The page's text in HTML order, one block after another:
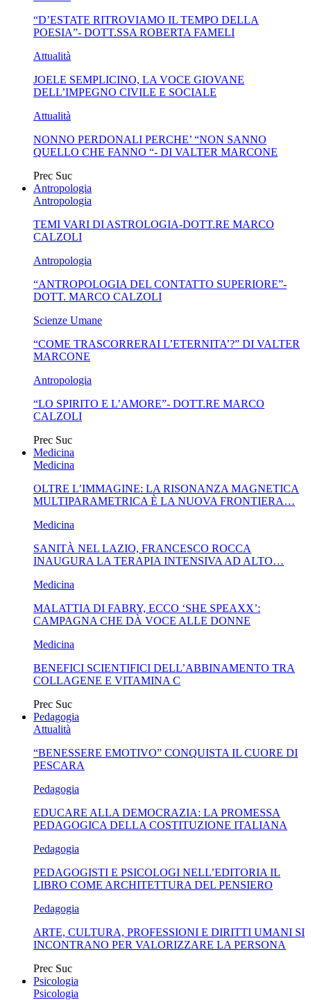
SENSO IN...
“D’ESTATE RITROVIAMO IL TEMPO DELLA
POESIA”- DOTT.SSA ROBERTA FAMELI
Attualità
JOELE SEMPLICINO, LA VOCE GIOVANE
DELL’IMPEGNO CIVILE E SOCIALE
Attualità
NONNO PERDONALI PERCHE’ “NON SANNO
QUELLO CHE FANNO “- DI VALTER MARCONE
Prec Suc
Antropologia
Antropologia
TEMI VARI DI ASTROLOGIA-DOTT.RE MARCO
CALZOLI
Antropologia
“ANTROPOLOGIA DEL CONTATTO SUPERIORE”-
DOTT. MARCO CALZOLI
Scienze Umane
“COME TRASCORRERAI L’ETERNITA’?” DI VALTER
MARCONE
Antropologia
“LO SPIRITO E L’AMORE”- DOTT.RE MARCO
CALZOLI
Prec Suc
Medicina
Medicina
OLTRE L’IMMAGINE: LA RISONANZA MAGNETICA
MULTIPARAMETRICA È LA NUOVA FRONTIERA…
Medicina
SANITÀ NEL LAZIO, FRANCESCO ROCCA
INAUGURA LA TERAPIA INTENSIVA AD ALTO…
Medicina
MALATTIA DI FABRY, ECCO ‘SHE SPEAXX’:
CAMPAGNA CHE DÀ VOCE ALLE DONNE
Medicina
BENEFICI SCIENTIFICI DELL’ABBINAMENTO TRA
COLLAGENE E VITAMINA C
Prec Suc
Pedagogia
Attualità
“BENESSERE EMOTIVO” CONQUISTA IL CUORE DI
PESCARA
Pedagogia
EDUCARE ALLA DEMOCRAZIA: LA PROMESSA
PEDAGOGICA DELLA COSTITUZIONE ITALIANA
Pedagogia
PEDAGOGISTI E PSICOLOGI NELL’EDITORIA IL
LIBRO COME ARCHITETTURA DEL PENSIERO
Pedagogia
ARTE, CULTURA, PROFESSIONI E DIRITTI UMANI SI
INCONTRANO PER VALORIZZARE LA PERSONA
Prec Suc
Psicologia
Psicologia